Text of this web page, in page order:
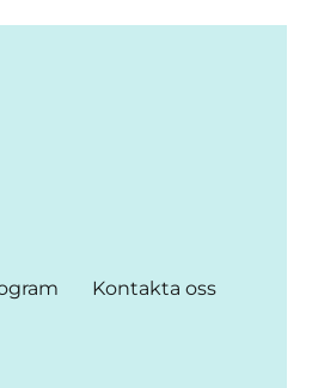
Kontakta oss